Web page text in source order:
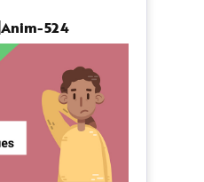
Anim-524